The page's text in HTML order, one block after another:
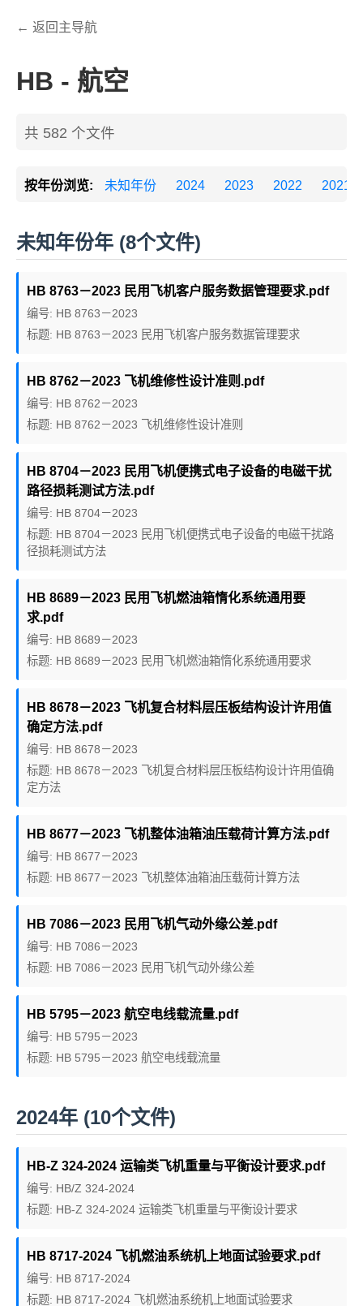
← 返回主导航
HB - 航空
共 582 个文件
按年份浏览: 未知年份 2024 2023 2022 2021
未知年份年 (8个文件)
HB 8763－2023 民用飞机客户服务数据管理要求.pdf
编号: HB 8763－2023
标题: HB 8763－2023 民用飞机客户服务数据管理要求
HB 8762－2023 飞机维修性设计准则.pdf
编号: HB 8762－2023
标题: HB 8762－2023 飞机维修性设计准则
HB 8704－2023 民用飞机便携式电子设备的电磁干扰
路径损耗测试方法.pdf
编号: HB 8704－2023
标题: HB 8704－2023 民用飞机便携式电子设备的电磁干扰路
径损耗测试方法
HB 8689－2023 民用飞机燃油箱惰化系统通用要
求.pdf
编号: HB 8689－2023
标题: HB 8689－2023 民用飞机燃油箱惰化系统通用要求
HB 8678－2023 飞机复合材料层压板结构设计许用值
确定方法.pdf
编号: HB 8678－2023
标题: HB 8678－2023 飞机复合材料层压板结构设计许用值确
定方法
HB 8677－2023 飞机整体油箱油压载荷计算方法.pdf
编号: HB 8677－2023
标题: HB 8677－2023 飞机整体油箱油压载荷计算方法
HB 7086－2023 民用飞机气动外缘公差.pdf
编号: HB 7086－2023
标题: HB 7086－2023 民用飞机气动外缘公差
HB 5795－2023 航空电线载流量.pdf
编号: HB 5795－2023
标题: HB 5795－2023 航空电线载流量
2024年 (10个文件)
HB-Z 324-2024 运输类飞机重量与平衡设计要求.pdf
编号: HB/Z 324-2024
标题: HB-Z 324-2024 运输类飞机重量与平衡设计要求
HB 8717-2024 飞机燃油系统机上地面试验要求.pdf
编号: HB 8717-2024
标题: HB 8717-2024 飞机燃油系统机上地面试验要求